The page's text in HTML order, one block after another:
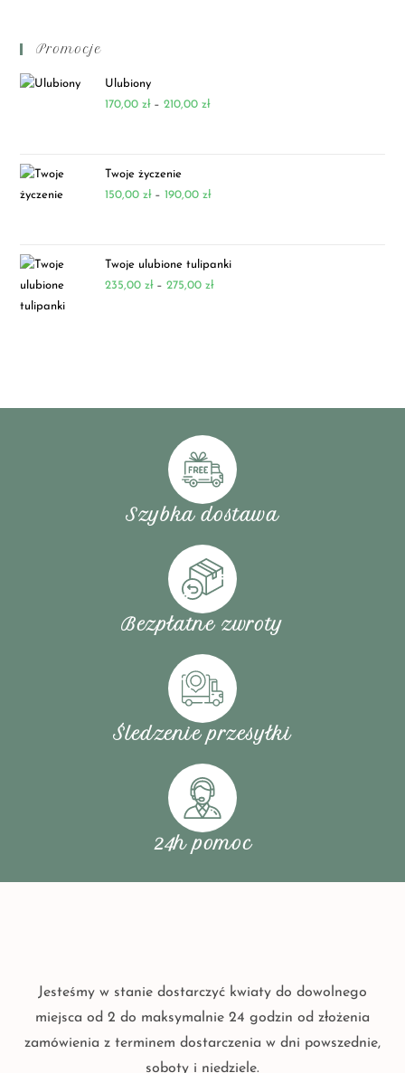
Promocje
Ulubiony
170,00zł – 210,00zł
Twoje życzenie
150,00zł – 190,00zł
Twoje ulubione tulipanki
235,00zł – 275,00zł
Szybka dostawa
Bezpłatne zwroty
Śledzenie przesyłki
24h pomoc
Jesteśmy w stanie dostarczyć kwiaty do dowolnego
miejsca od 2 do maksymalnie 24 godzin od złożenia
zamówienia z terminem dostarczenia w dni powszednie,
soboty i niedziele.